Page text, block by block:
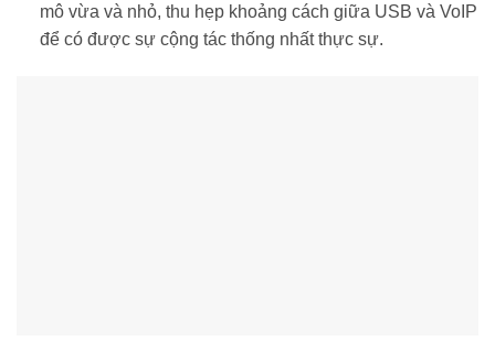
mô vừa và nhỏ, thu hẹp khoảng cách giữa USB và VoIP
để có được sự cộng tác thống nhất thực sự.